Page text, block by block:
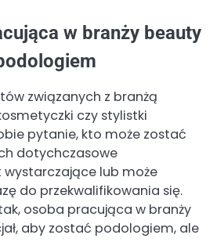
w branży beauty
związanych z branżą
czy stylistki
pytanie, kto może zostać
dotychczasowe
wystarczające lub może
do przekwalifikowania się.
osoba pracująca w branży
aby zostać podologiem, ale